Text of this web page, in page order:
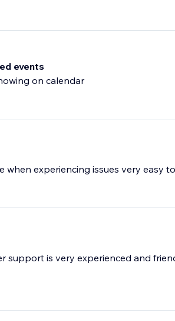
events
on calendar
experiencing issues very easy
support is very experienced and